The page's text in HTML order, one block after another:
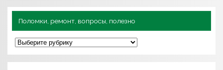
Поломки, ремонт, вопросы, полезно
П
о
л
о